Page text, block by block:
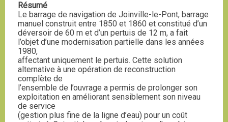
Résumé
Le barrage de navigation de Joinville-le-Pont, barrage
manuel construit entre 1850 et 1860 et constitué d’un
déversoir de 60 m et d’un pertuis de 12 m, a fait
l’objet d’une modernisation partielle dans les années
1980,
affectant uniquement le pertuis. Cette solution
alternative à une opération de reconstruction
complète de
l’ensemble de l’ouvrage a permis de prolonger son
exploitation en améliorant sensiblement son niveau
de service
(gestion plus fine de la ligne d’eau) pour un coût